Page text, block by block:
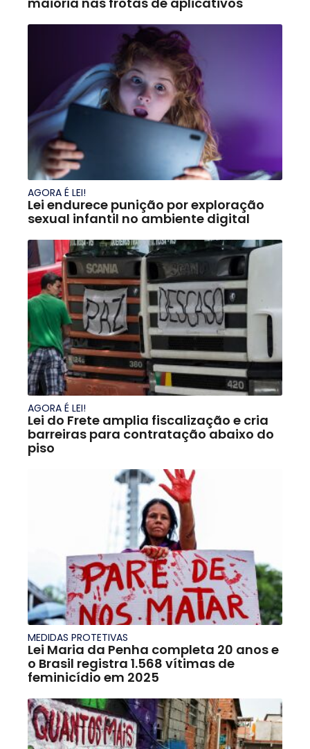
AGORA É LEI!
Lei endurece punição por exploração
sexual infantil no ambiente digital
AGORA É LEI!
Lei do Frete amplia fiscalização e cria
barreiras para contratação abaixo do
piso
MEDIDAS PROTETIVAS
Lei Maria da Penha completa 20 anos e
o Brasil registra 1.568 vítimas de
feminicídio em 2025